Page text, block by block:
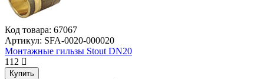
Код товара: 67067
Артикул: SFA-0020-000020
Монтажные гильзы Stout DN20
112
Купить